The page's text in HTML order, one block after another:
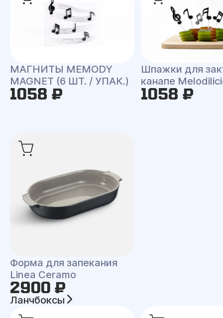
МАГНИТЫ MEMODY
MAGNET (6 ШТ. / УПАК.)
1058 ₽
Шпажки для
канапе
1058 ₽
Форма для запекания
Linea Ceramo
2900 ₽
Ланчбоксы